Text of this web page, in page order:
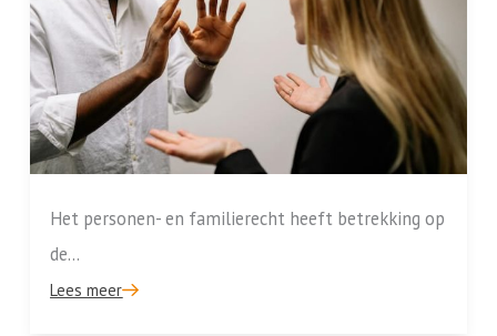
Het personen- en familierecht heeft betrekking op
de...
Lees meer